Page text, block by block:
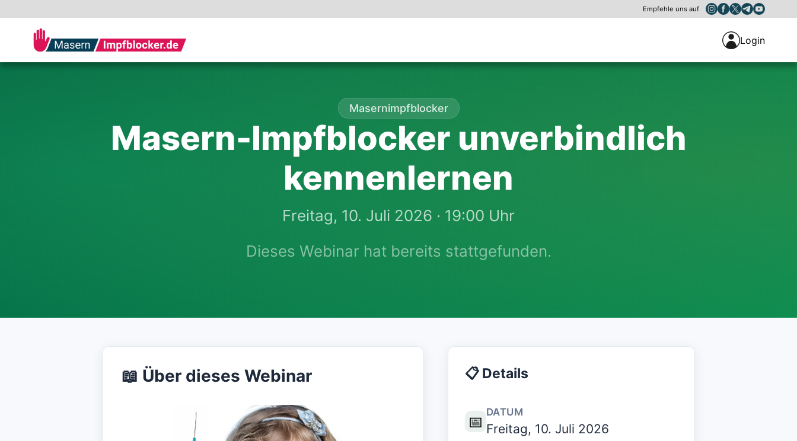
Empfehle uns auf
Login
Masernimpfblocker
Masern-Impfblocker unverbindlich
kennenlernen
Freitag, 10. Juli 2026 · 19:00 Uhr
Dieses Webinar hat bereits stattgefunden.
📖 Über dieses Webinar 📋 Details
📅
DATUM
Freitag, 10. Juli 2026